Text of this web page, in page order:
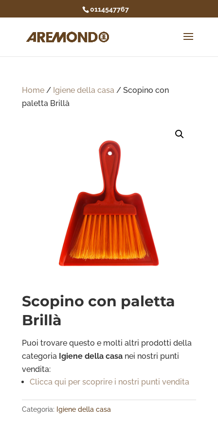
0114547767
Home/ Igiene della casa/ Scopino con
paletta Brillà
Scopino con paletta
Brillà
Puoi trovare questo e molti altri prodotti della
categoria Igiene della casa nei nostri punti
vendita:
Clicca qui per scoprire i nostri punti vendita
Categoria: Igiene della casa